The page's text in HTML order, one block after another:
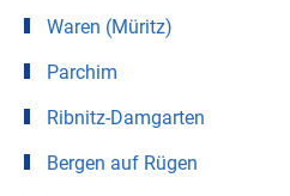
Waren (Müritz)
Parchim
Ribnitz-Damgarten
Bergen auf Rügen